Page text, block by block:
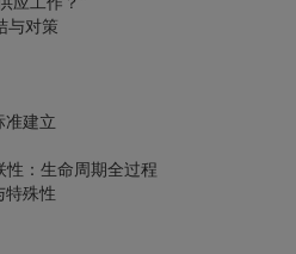
与对策
准建立
性：生命周期全过程
特殊性